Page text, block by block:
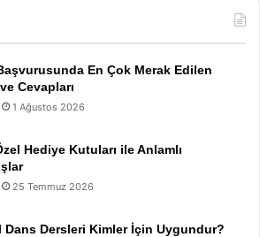
En Çok Merak Edilen
Cevapları
1 Ağustos 2026
Hediye Kutuları ile Anlamlı
25 Temmuz 2026
Dans Dersleri Kimler İçin Uygundur?